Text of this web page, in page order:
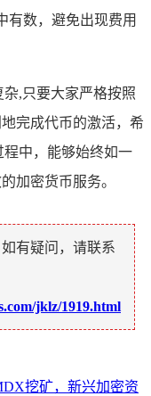
有数，避免出现费用
,只要大家严格按照
完成代币的激活，希
中，能够始终如一
加密货币服务。
如有疑问，请联系
jklz/1919.html
挖矿，新兴加密资